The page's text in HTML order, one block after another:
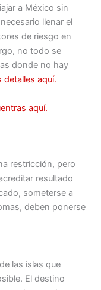
a México sin
llenar el
de riesgo en
no todo se
donde no hay
detalles aquí.
aquí.
restricción, pero
resultado
someterse a
deben ponerse
las islas que
El destino